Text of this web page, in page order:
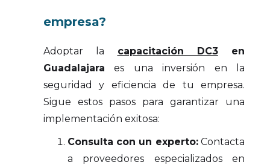
empresa?
Adoptar la capacitación DC3en
Guadalajara es una inversión en la
seguridad y eficiencia de tu empresa.
Sigue estos pasos para garantizar una
implementación exitosa:
Consulta con un experto:Contacta
a proveedores especializados en